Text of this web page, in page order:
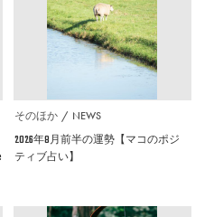
そのほか NEWS
2026年8月前半の運勢【マコのポジ
ティブ占い】